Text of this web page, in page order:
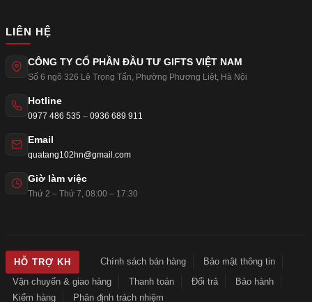
LIÊN HỆ
CÔNG TY CỔ PHẦN ĐẦU TƯ GIFTS VIỆT NAM
Số 6 ngõ 326 Lê Trọng Tấn, Phường Phương Liệt, Hà Nội
Hotline
0977 486 535 – 0936 689 911
Email
quatang102hn@gmail.com
Giờ làm việc
Thứ 2 – Thứ 7, 08:00 – 17:30
HỖ TRỢ KH Chính sách bán hàng
Bảo mật thông tin
Vận chuyển & giao hàng
Thanh toán Đổi trả
Bảo hành
Kiểm hàng
Phân định trách nhiệm